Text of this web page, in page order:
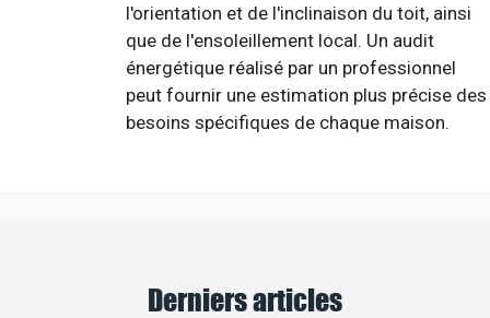
l'orientation et de l'inclinaison du toit, ainsi
que de l'ensoleillement local. Un audit
énergétique réalisé par un professionnel
peut fournir une estimation plus précise des
besoins spécifiques de chaque maison.
Derniers articles